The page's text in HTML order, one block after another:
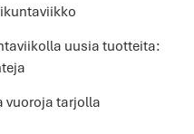
uusia tuotteita:
vuoroja tarjolla